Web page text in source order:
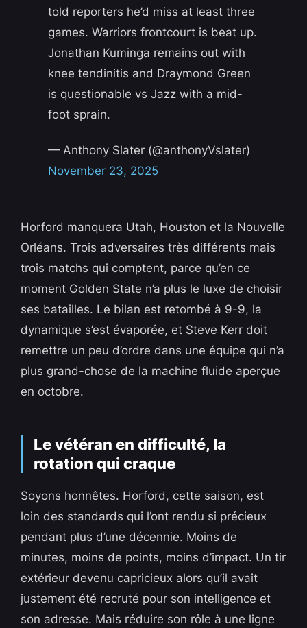
told reporters he’d miss at least three
games. Warriors frontcourt is beat up.
Jonathan Kuminga remains out with
knee tendinitis and Draymond Green
is questionable vs Jazz with a mid-
foot sprain.
— Anthony Slater (@anthonyVslater)
November 23, 2025
Horford manquera Utah, Houston et la Nouvelle
Orléans. Trois adversaires très différents mais
trois matchs qui comptent, parce qu’en ce
moment Golden State n’a plus le luxe de choisir
ses batailles. Le bilan est retombé à 9-9, la
dynamique s’est évaporée, et Steve Kerr doit
remettre un peu d’ordre dans une équipe qui n’a
plus grand-chose de la machine fluide aperçue
en octobre.
Le vétéran en difficulté, la
rotation qui craque
Soyons honnêtes. Horford, cette saison, est
loin des standards qui l’ont rendu si précieux
pendant plus d’une décennie. Moins de
minutes, moins de points, moins d’impact. Un tir
extérieur devenu capricieux alors qu’il avait
justement été recruté pour son intelligence et
son adresse. Mais réduire son rôle à une ligne